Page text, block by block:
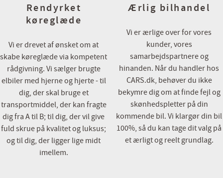
tid til besigtigelse/prøvetur, på denne måde er vi forberedt og
rette indtryk af bilen.
Bilen er importeret, udstyr kan derfor variere i forhold til danske
Cars.dk
- En del af Via Biler gruppen
Rendyrket
køreglæde
Vi er drevet af ønsket om at
skabe køreglæde via kompetent
rådgivning. Vi sælger brugte
elbiler med hjerne og hjerte - til
dig, der skal bruge et
transportmiddel, der kan fragte
dig fra A til B; til dig, der vil give
fuld skrue på kvalitet og luksus;
og til dig, der ligger lige midt
imellem.
Ærlig bilhandel
Vi er ærlige over for vores
kunder, vores
samarbejdspartnere og
hinanden. Når du handler hos
CARS.dk, behøver du ikke
bekymre dig om at finde fejl og
skønhedspletter på din
kommende bil. Vi klargør din bil
100%, så du kan tage dit valg på
et ærligt og reelt grundlag.